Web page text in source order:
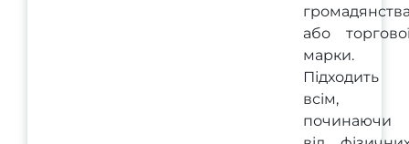
або
марки.
Підходить
всім,
починаючи